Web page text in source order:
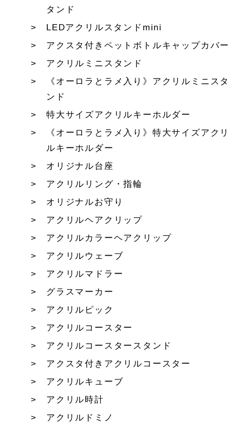
タンド
LEDアクリルスタンドmini
アクスタ付きペットボトルキャップカバー
アクリルミニスタンド
《オーロラとラメ入り》アクリルミニスタ
ンド
特大サイズアクリルキーホルダー
《オーロラとラメ入り》特大サイズアクリ
ルキーホルダー
オリジナル台座
アクリルリング・指輪
オリジナルお守り
アクリルヘアクリップ
アクリルカラーヘアクリップ
アクリルウェーブ
アクリルマドラー
グラスマーカー
アクリルピック
アクリルコースター
アクリルコースタースタンド
アクスタ付きアクリルコースター
アクリルキューブ
アクリル時計
アクリルドミノ